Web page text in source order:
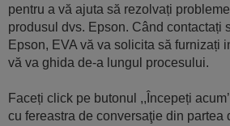
pentru a vă ajuta să rezolvați
produsul dvs. Epson. Când contactați
Epson, EVA vă va solicita să furnizați
vă va ghida de-a lungul procesului.
Faceți click pe butonul ,,Începeți
cu fereastra de conversaţie din partea